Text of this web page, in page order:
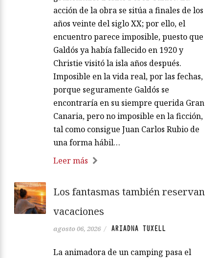
acción de la obra se sitúa a finales de los
años veinte del siglo XX; por ello, el
encuentro parece imposible, puesto que
Galdós ya había fallecido en 1920 y
Christie visitó la isla años después.
Imposible en la vida real, por las fechas,
porque seguramente Galdós se
encontraría en su siempre querida Gran
Canaria, pero no imposible en la ficción,
tal como consigue Juan Carlos Rubio de
una forma hábil…
Leer más
Los fantasmas también reservan
vacaciones
agosto 06, 2026 / ARIADNA TUXELL
La animadora de un camping pasa el